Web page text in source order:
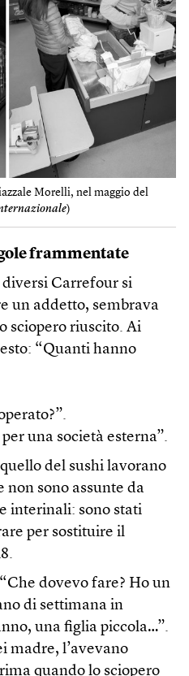
Morelli, nel maggio del
)
frammentate
Carrefour si
un addetto, sembrava
sciopero riuscito. Ai
“Quanti hanno
una società esterna”.
del sushi lavorano
non sono assunte da
interinali: sono stati
per sostituire il
dovevo fare? Ho un
di settimana in
una figlia piccola…”.
madre, l’avevano
quando lo sciopero